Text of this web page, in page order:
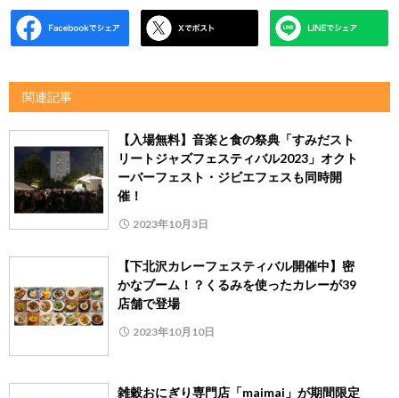
関連記事
【入場無料】音楽と食の祭典「すみだスト
リートジャズフェスティバル2023」オクト
ーバーフェスト・ジビエフェスも同時開
催！
2023年10月3日
【下北沢カレーフェスティバル開催中】密
かなブーム！？くるみを使ったカレーが39
店舗で登場
2023年10月10日
雑穀おにぎり専門店「maimai」が期間限定